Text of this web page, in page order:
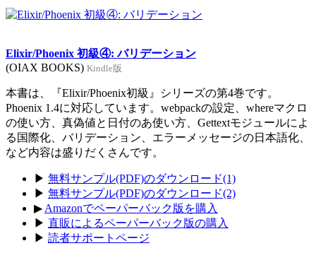
Elixir/Phoenix 初級④: バリデーション
(OIAX BOOKS) Kindle版
本書は、『Elixir/Phoenix初級』シリーズの第4巻です。
Phoenix 1.4に対応しています。webpackの設定、whereマクロ
の使い方、真偽値と日付のあ使い方、Gettextモジュールによ
る国際化、バリデーション、エラーメッセージの日本語化、
など内容は盛りだくさんです。
▶ 無料サンプル(PDF)のダウンロード(1)
▶ 無料サンプル(PDF)のダウンロード(2)
▶ Amazonでペーパーバック版を購入
▶ 直販によるペーパーバック版の購入
▶ 読者サポートページ